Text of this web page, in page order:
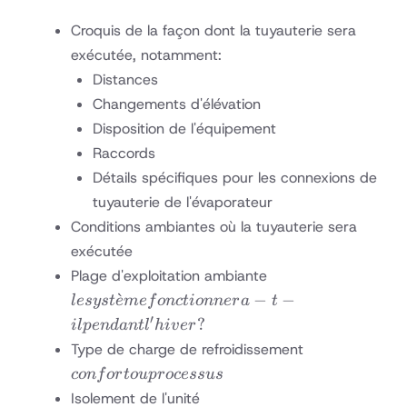
Croquis de la façon dont la tuyauterie sera
exécutée, notamment:
Distances
Changements d'élévation
Disposition de l'équipement
Raccords
Détails spécifiques pour les connexions de
tuyauterie de l'évaporateur
Conditions ambiantes où la tuyauterie sera
exécutée
Plage d'exploitation ambiante
fonctionnera-
lesyste
ˋme fonctionnera − t −
ilpendantl′hiver?
Type de charge de refroidissement
confortouprocessus
Isolement de l'unité